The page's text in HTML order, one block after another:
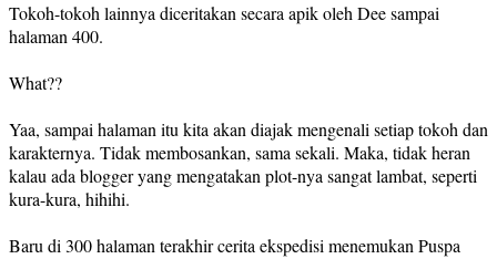
Tokoh-tokoh lainnya diceritakan secara apik oleh Dee sampai
halaman 400.
What??
Yaa, sampai halaman itu kita akan diajak mengenali setiap tokoh dan
karakternya. Tidak membosankan, sama sekali. Maka, tidak heran
kalau ada blogger yang mengatakan plot-nya sangat lambat, seperti
kura-kura, hihihi.
Baru di 300 halaman terakhir cerita ekspedisi menemukan Puspa